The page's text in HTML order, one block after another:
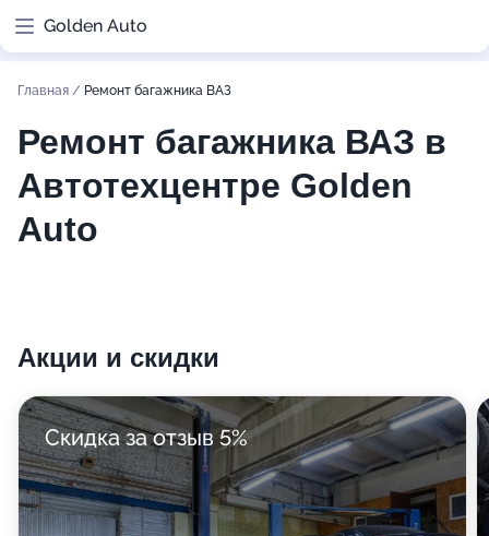
Golden Auto
Главная / Ремонт багажника ВАЗ
Ремонт багажника ВАЗ в
Автотехцентре Golden
Auto
Акции и скидки
Скидка за отзыв 5%